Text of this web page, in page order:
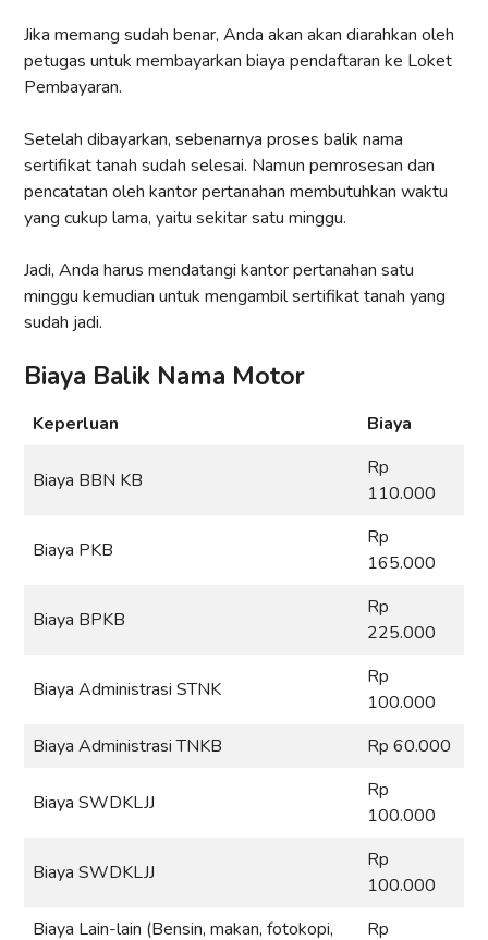
Jika memang sudah benar, Anda akan akan diarahkan oleh
petugas untuk membayarkan biaya pendaftaran ke Loket
Pembayaran.
Setelah dibayarkan, sebenarnya proses balik nama
sertifikat tanah sudah selesai. Namun pemrosesan dan
pencatatan oleh kantor pertanahan membutuhkan waktu
yang cukup lama, yaitu sekitar satu minggu.
Jadi, Anda harus mendatangi kantor pertanahan satu
minggu kemudian untuk mengambil sertifikat tanah yang
sudah jadi.
Biaya Balik Nama Motor
Keperluan Biaya
Biaya BBN KB
Rp
110.000
Biaya PKB
Rp
165.000
Biaya BPKB
Rp
225.000
Biaya Administrasi STNK
Rp
100.000
Biaya Administrasi TNKB
Rp 60.000
Biaya SWDKLJJ
Rp
100.000
Biaya SWDKLJJ
Rp
100.000
Biaya Lain-lain (Bensin, makan, fotokopi,
Rp